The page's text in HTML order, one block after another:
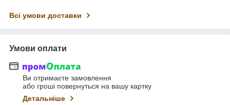
Всі умови доставки
Умови оплати
Ви отримаєте замовлення
або гроші повернуться на вашу картку
Детальніше